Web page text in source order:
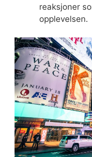
reaksjoner
opplevelsen.